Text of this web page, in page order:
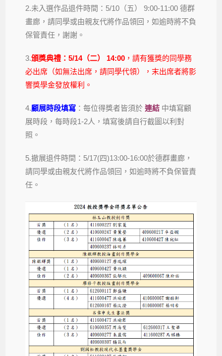
2.未入選作品退件時間：5/10（五） 9:00-11:00 德群
畫廊，請同學或由親友代將作品領回，如逾時將不負
保管責任，謝謝。
3.頒獎典禮：5/14（二） 14:00 ，請有獲獎的同學務
必出席（如無法出席，請同學代領），末出席者將影
響獎學金發放權利。
4.顧展時段填寫 ：每位得獎者皆須於連結 中填寫顧
展時段，每時段1-2人，填寫後請自行截圖以利對
照。
5.撤展退件時間：5/17(四)13:00-16:00於德群畫廊，
請同學或由親友代將作品領回，如逾時將不負保管責
任。